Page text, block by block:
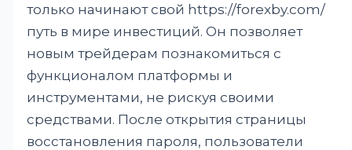
только начинают свой https://forexby.com/
путь в мире инвестиций. Он позволяет
новым трейдерам познакомиться с
функционалом платформы и
инструментами, не рискуя своими
средствами. После открытия страницы
восстановления пароля, пользователи